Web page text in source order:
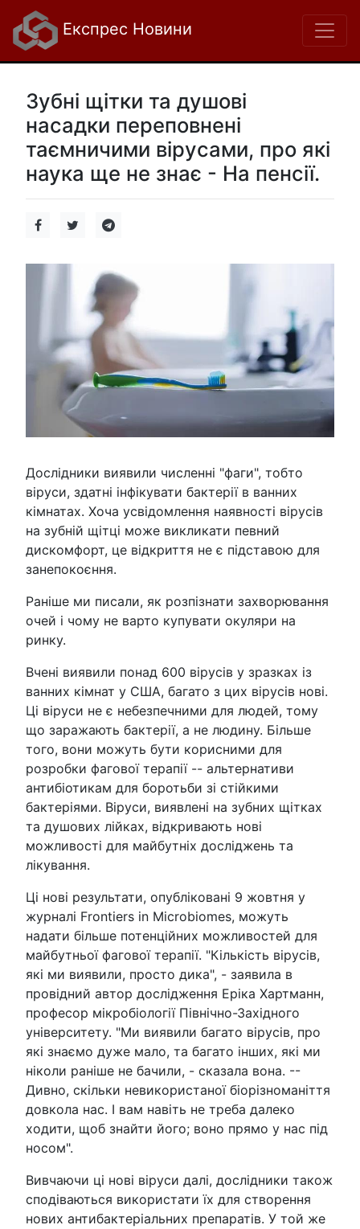
Експрес Новини
Зубні щітки та душові
насадки переповнені
таємничими вірусами, про які
наука ще не знає - На пенсії.
Дослідники виявили численні "фаги", тобто
віруси, здатні інфікувати бактерії в ванних
кімнатах. Хоча усвідомлення наявності вірусів
на зубній щітці може викликати певний
дискомфорт, це відкриття не є підставою для
занепокоєння.
Раніше ми писали, як розпізнати захворювання
очей і чому не варто купувати окуляри на
ринку.
Вчені виявили понад 600 вірусів у зразках із
ванних кімнат у США, багато з цих вірусів нові.
Ці віруси не є небезпечними для людей, тому
що заражають бактерії, а не людину. Більше
того, вони можуть бути корисними для
розробки фагової терапії -- альтернативи
антибіотикам для боротьби зі стійкими
бактеріями. Віруси, виявлені на зубних щітках
та душових лійках, відкривають нові
можливості для майбутніх досліджень та
лікування.
Ці нові результати, опубліковані 9 жовтня у
журналі Frontiers in Microbiomes, можуть
надати більше потенційних можливостей для
майбутньої фагової терапії. "Кількість вірусів,
які ми виявили, просто дика", - заявила в
провідний автор дослідження Еріка Хартманн,
професор мікробіології Північно-Західного
університету. "Ми виявили багато вірусів, про
які знаємо дуже мало, та багато інших, які ми
ніколи раніше не бачили, - сказала вона. --
Дивно, скільки невикористаної біорізноманіття
довкола нас. І вам навіть не треба далеко
ходити, щоб знайти його; воно прямо у нас під
носом".
Вивчаючи ці нові віруси далі, дослідники також
сподіваються використати їх для створення
нових антибактеріальних препаратів. У той же